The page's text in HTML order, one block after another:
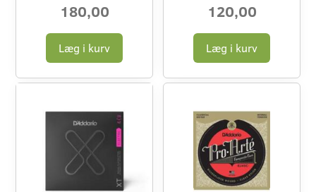
180,00
Læg i kurv
120,00
Læg i kurv